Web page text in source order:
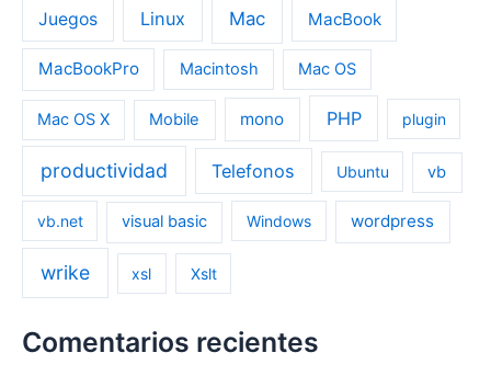
Juegos Linux Mac MacBook
MacBookPro Macintosh Mac OS
Mac OS X Mobile mono PHP plugin
productividad Telefonos Ubuntu vb
vb.net visual basic Windows wordpress
wrike xsl Xslt
Comentarios recientes